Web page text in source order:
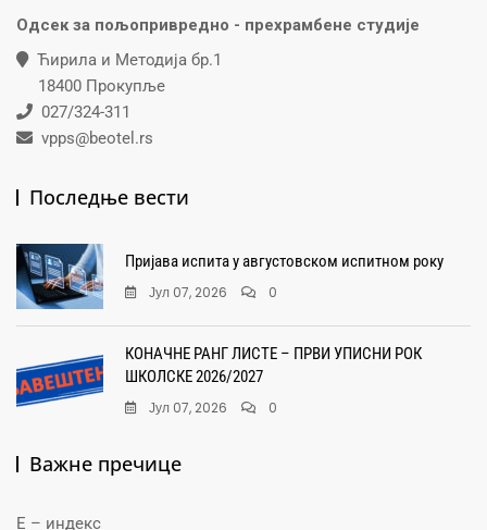
Одсек за пољопривредно - прехрамбене студије
Ћирилa и Методијa бр.1
18400 Прокупље
027/324-311
vpps@beotel.rs
Последње вести
Пријава испита у августовском испитном року
Јул 07, 2026 0
КОНАЧНЕ РАНГ ЛИСТЕ – ПРВИ УПИСНИ РОК
ШКОЛСКЕ 2026/2027
Јул 07, 2026 0
Важне пречице
Е – индекс